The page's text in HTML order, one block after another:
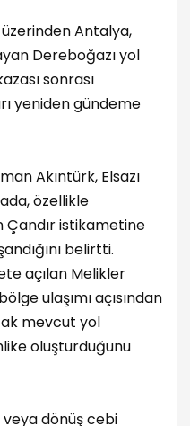
Antalya,
Dereboğazı yol
sonrası
yeniden gündeme
Akıntürk, Elsazı
özellikle
Çandır istikametine
belirtti.
açılan Melikler
ulaşımı açısından
mevcut yol
oluşturduğunu
dönüş cebi